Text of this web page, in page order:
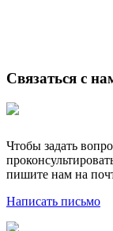
Связаться с
Чтобы задать
пишите нам на
Написать письмо